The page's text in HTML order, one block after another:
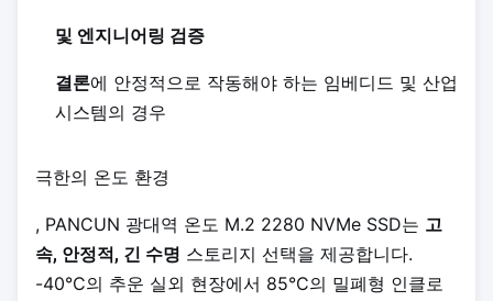
및 엔지니어링 검증
결론에 안정적으로 작동해야 하는 임베디드 및 산업
시스템의 경우
극한의 온도 환경
, PANCUN 광대역 온도 M.2 2280 NVMe SSD는 고
속, 안정적, 긴 수명 스토리지 선택을 제공합니다.
-40°C의 추운 실외 현장에서 85°C의 밀폐형 인클로